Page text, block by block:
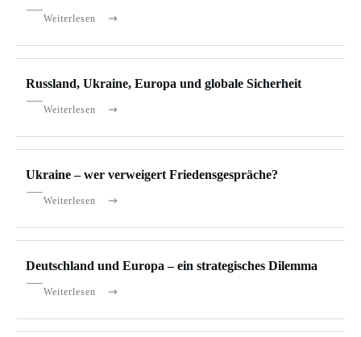
Weiterlesen
Russland, Ukraine, Europa und globale Sicherheit
Weiterlesen
Ukraine – wer verweigert Friedensgespräche?
Weiterlesen
Deutschland und Europa – ein strategisches Dilemma
Weiterlesen